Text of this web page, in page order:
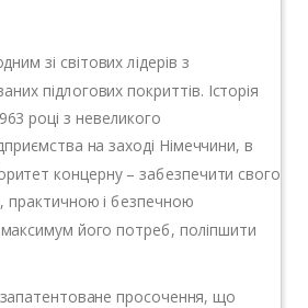
зі світових лідерів з
підлогових покриттів. Історія
році з невеликого
на заході Німеччини, в
концерну – забезпечити свого
практичною і безпечною
його потреб, поліпшити
просочення, що